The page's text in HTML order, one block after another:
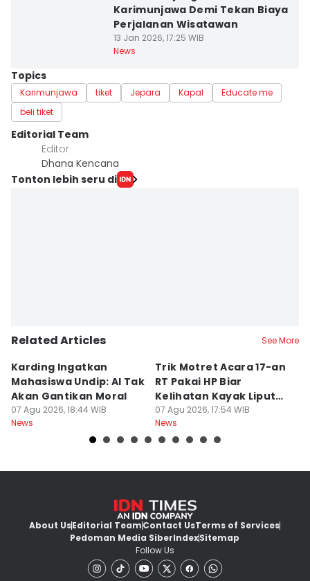
Karimunjawa Demi Tekan Biaya
Perjalanan Wisatawan
13 Jan 2026, 17:25 WIB
News
Topics
Karimunjawa tiket Jepara Kapal
Educate me
beli tiket
Editorial Team
Editor
Dhana Kencana
Tonton lebih seru di
Related Articles See More
Karding Ingatkan
Mahasiswa Undip: AI Tak
Akan Gantikan Moral
07 Agu 2026, 18:44 WIB
News
Trik Motret Acara 17-an
RT Pakai HP Biar
Kelihatan Kayak Liputan
Festival Nasional
07 Agu 2026, 17:54 WIB
News
About UsEditorial TeamContact UsTerms of Services
Pedoman Media SiberIndexSitemap
Follow Us